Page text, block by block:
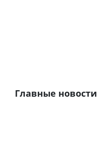
Главные новости